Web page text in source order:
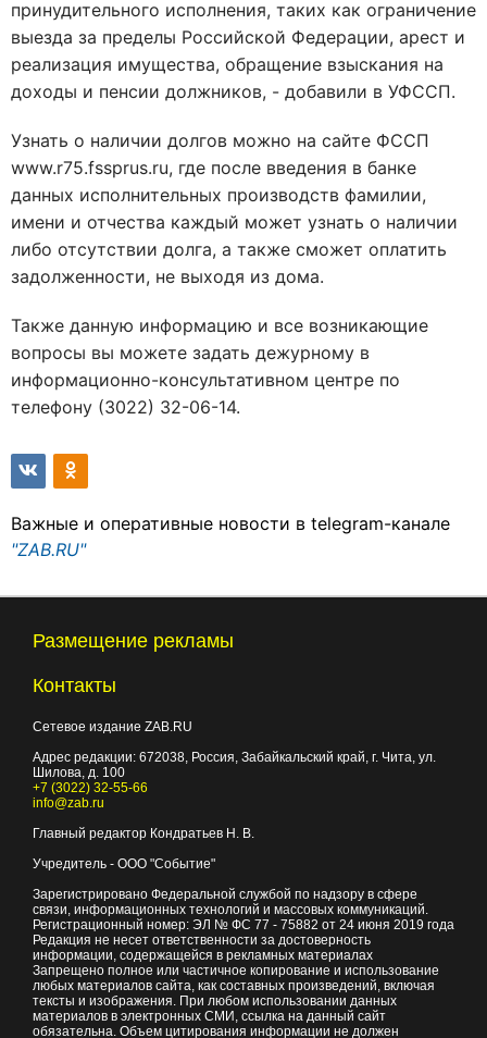
принудительного исполнения, таких как ограничение
выезда за пределы Российской Федерации, арест и
реализация имущества, обращение взыскания на
доходы и пенсии должников, - добавили в УФССП.
Узнать о наличии долгов можно на сайте ФССП
www.r75.fssprus.ru, где после введения в банке
данных исполнительных производств фамилии,
имени и отчества каждый может узнать о наличии
либо отсутствии долга, а также сможет оплатить
задолженности, не выходя из дома.
Также данную информацию и все возникающие
вопросы вы можете задать дежурному в
информационно-консультативном центре по
телефону (3022) 32-06-14.
Важные и оперативные новости в telegram-канале
"ZAB.RU"
Размещение рекламы
Контакты
Сетевое издание ZAB.RU
Адрес редакции: 672038, Россия, Забайкальский край, г. Чита, ул.
Шилова, д. 100
+7 (3022) 32-55-66
info@zab.ru
Главный редактор Кондратьев Н. В.
Учредитель - ООО "Событие"
Зарегистрировано Федеральной службой по надзору в сфере
связи, информационных технологий и массовых коммуникаций.
Регистрационный номер: ЭЛ № ФС 77 - 75882 от 24 июня 2019 года
Редакция не несет ответственности за достоверность
информации, содержащейся в рекламных материалах
Запрещено полное или частичное копирование и использование
любых материалов сайта, как составных произведений, включая
тексты и изображения. При любом использовании данных
материалов в электронных СМИ, ссылка на данный сайт
обязательна. Объем цитирования информации не должен